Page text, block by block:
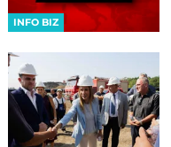
INFO BIZ